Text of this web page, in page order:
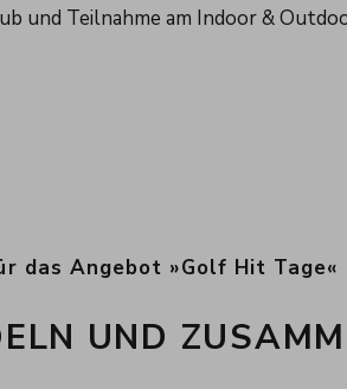
und Teilnahme am Indoor &
das Angebot »Golf Hit Tage«
UND